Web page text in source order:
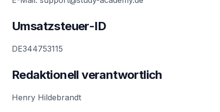
Umsatzsteuer-ID
DE344753115
Redaktionell verantwortlich
Henry Hildebrandt